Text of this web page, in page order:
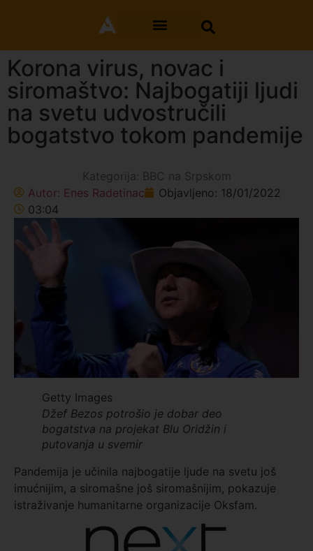
Korona virus, novac i
siromaštvo: Najbogatiji ljudi
na svetu udvostručili
bogatstvo tokom pandemije
Kategorija: BBC na Srpskom
Autor: Enes Radetinac Objavljeno: 18/01/2022
03:04
Getty Images
Džef Bezos potrošio je dobar deo
bogatstva na projekat Blu Oridžin i
putovanja u svemir
Pandemija je učinila najbogatije ljude na svetu još
imućnijim, a siromašne još siromašnijim, pokazuje
istraživanje humanitarne organizacije Oksfam.